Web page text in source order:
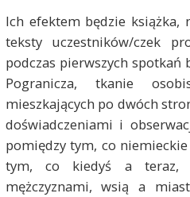
Ich efektem będzie książka,
teksty uczestników/czek
podczas pierwszych
Pogranicza, tkanie
mieszkających po dwóch
doświadczeniami i
pomiędzy tym, co
tym, co kiedyś a teraz,
mężczyznami, wsią a